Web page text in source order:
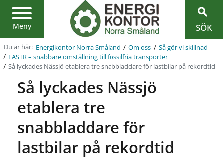
Meny
Region
Jönköpings
län
SÖK
Du är här: Energikontor Norra Småland / Om oss / Så gör vi skillnad
/ FASTR – snabbare omställning till fossilfria transporter
/ Så lyckades Nässjö etablera tre snabbladdare för lastbilar på rekordtid
Så lyckades Nässjö
etablera tre
snabbladdare för
lastbilar på rekordtid